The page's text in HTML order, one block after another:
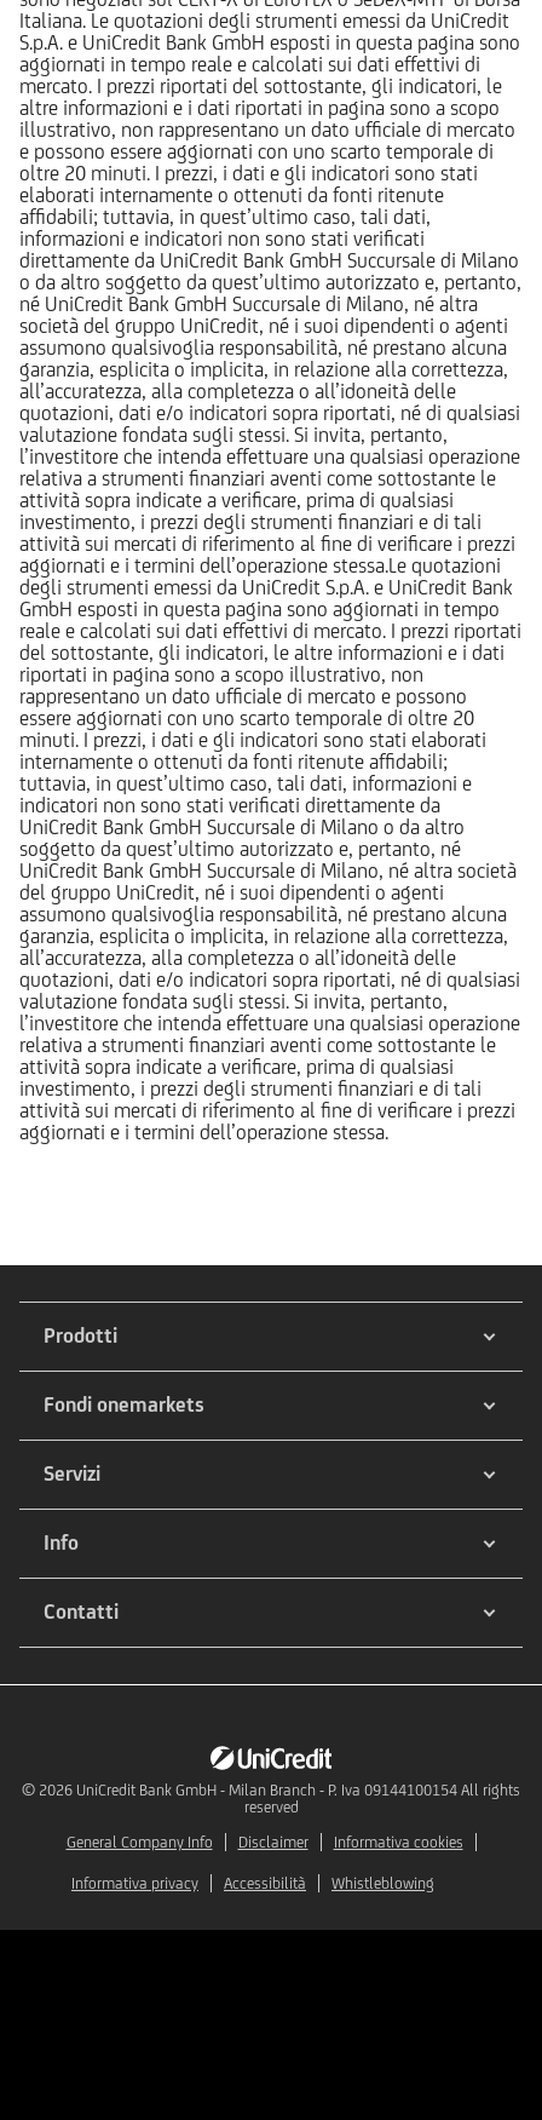
Italiana. Le quotazioni degli strumenti emessi da UniCredit
S.p.A. e UniCredit Bank GmbH esposti in questa pagina sono
aggiornati in tempo reale e calcolati sui dati effettivi di
mercato. I prezzi riportati del sottostante, gli indicatori, le
altre informazioni e i dati riportati in pagina sono a scopo
illustrativo, non rappresentano un dato ufficiale di mercato
e possono essere aggiornati con uno scarto temporale di
oltre 20 minuti. I prezzi, i dati e gli indicatori sono stati
elaborati internamente o ottenuti da fonti ritenute
affidabili; tuttavia, in quest’ultimo caso, tali dati,
informazioni e indicatori non sono stati verificati
direttamente da UniCredit Bank GmbH Succursale di Milano
o da altro soggetto da quest’ultimo autorizzato e, pertanto,
né UniCredit Bank GmbH Succursale di Milano, né altra
società del gruppo UniCredit, né i suoi dipendenti o agenti
assumono qualsivoglia responsabilità, né prestano alcuna
garanzia, esplicita o implicita, in relazione alla correttezza,
all’accuratezza, alla completezza o all’idoneità delle
quotazioni, dati e/o indicatori sopra riportati, né di qualsiasi
valutazione fondata sugli stessi. Si invita, pertanto,
l’investitore che intenda effettuare una qualsiasi operazione
relativa a strumenti finanziari aventi come sottostante le
attività sopra indicate a verificare, prima di qualsiasi
investimento, i prezzi degli strumenti finanziari e di tali
attività sui mercati di riferimento al fine di verificare i prezzi
aggiornati e i termini dell’operazione stessa.Le quotazioni
degli strumenti emessi da UniCredit S.p.A. e UniCredit Bank
GmbH esposti in questa pagina sono aggiornati in tempo
reale e calcolati sui dati effettivi di mercato. I prezzi riportati
del sottostante, gli indicatori, le altre informazioni e i dati
riportati in pagina sono a scopo illustrativo, non
rappresentano un dato ufficiale di mercato e possono
essere aggiornati con uno scarto temporale di oltre 20
minuti. I prezzi, i dati e gli indicatori sono stati elaborati
internamente o ottenuti da fonti ritenute affidabili;
tuttavia, in quest’ultimo caso, tali dati, informazioni e
indicatori non sono stati verificati direttamente da
UniCredit Bank GmbH Succursale di Milano o da altro
soggetto da quest’ultimo autorizzato e, pertanto, né
UniCredit Bank GmbH Succursale di Milano, né altra società
del gruppo UniCredit, né i suoi dipendenti o agenti
assumono qualsivoglia responsabilità, né prestano alcuna
garanzia, esplicita o implicita, in relazione alla correttezza,
all’accuratezza, alla completezza o all’idoneità delle
quotazioni, dati e/o indicatori sopra riportati, né di qualsiasi
valutazione fondata sugli stessi. Si invita, pertanto,
l’investitore che intenda effettuare una qualsiasi operazione
relativa a strumenti finanziari aventi come sottostante le
attività sopra indicate a verificare, prima di qualsiasi
investimento, i prezzi degli strumenti finanziari e di tali
attività sui mercati di riferimento al fine di verificare i prezzi
aggiornati e i termini dell’operazione stessa.
Prodotti
Fondi onemarkets
Servizi
Info
Contatti
© 2026 UniCredit Bank GmbH - Milan Branch - P. Iva 09144100154 All rights
reserved
General Company Info
Disclaimer Informativa cookies
Informativa privacy Accessibilità Whistleblowing